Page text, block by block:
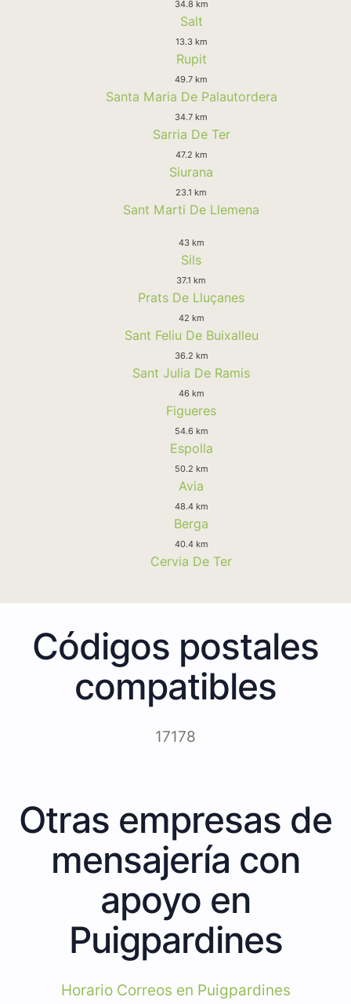
34.8 km
Salt
13.3 km
Rupit
49.7 km
Santa Maria De Palautordera
34.7 km
Sarria De Ter
47.2 km
Siurana
23.1 km
Sant Marti De Llemena
43 km
Sils
37.1 km
Prats De Lluçanes
42 km
Sant Feliu De Buixalleu
36.2 km
Sant Julia De Ramis
46 km
Figueres
54.6 km
Espolla
50.2 km
Avia
48.4 km
Berga
40.4 km
Cervia De Ter
Códigos postales
compatibles
17178
Otras empresas de
mensajería con
apoyo en
Puigpardines
Horario Correos en Puigpardines